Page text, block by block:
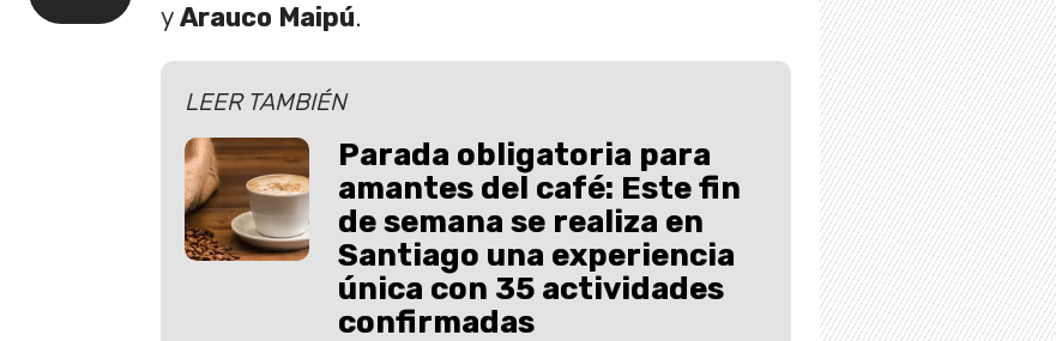
y Arauco Maipú.
LEER TAMBIÉN
Parada obligatoria para
amantes del café: Este fin
de semana se realiza en
Santiago una experiencia
única con 35 actividades
confirmadas